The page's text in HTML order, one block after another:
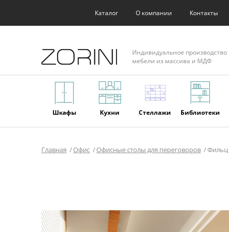
Каталог О компании Контакты
Индивидуальное производство
мебели из массива и МДФ
Шкафы Кухни Стеллажи Библиотеки
Главная Офис Офисные столы для переговоров Фильц